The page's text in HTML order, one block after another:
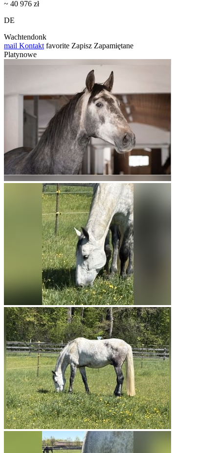
~ 40 976 zł
DE
Wachtendonk
mail Kontakt favorite Zapisz Zapamiętane
Platynowe